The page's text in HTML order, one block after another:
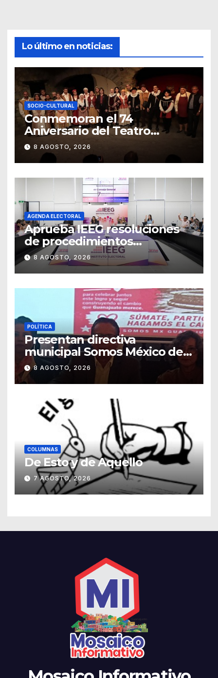
Lo último en noticias:
SOCIO-CULTURAL
Conmemoran el 74
Aniversario del Teatro
Universitario con una
representación del
“Retablillo jovial”
8 AGOSTO, 2026
AGENDA ELECTORAL
Aprueba IEEG resoluciones
de procedimientos
sancionadores
8 AGOSTO, 2026
POLÍTICA
Presentan directiva
municipal Somos México de
Guanajuato
8 AGOSTO, 2026
COLUMNAS
De Esto y de Aquello
7 AGOSTO, 2026